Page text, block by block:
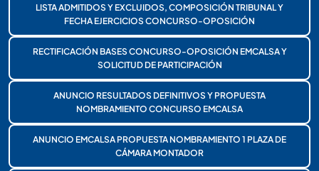
LISTA ADMITIDOS Y EXCLUIDOS, COMPOSICIÓN TRIBUNAL Y
FECHA EJERCICIOS CONCURSO-OPOSICIÓN
RECTIFICACIÓN BASES CONCURSO-OPOSICIÓN EMCALSA Y
SOLICITUD DE PARTICIPACIÓN
ANUNCIO RESULTADOS DEFINITIVOS Y PROPUESTA
NOMBRAMIENTO CONCURSO EMCALSA
ANUNCIO EMCALSA PROPUESTA NOMBRAMIENTO 1 PLAZA DE
CÁMARA MONTADOR